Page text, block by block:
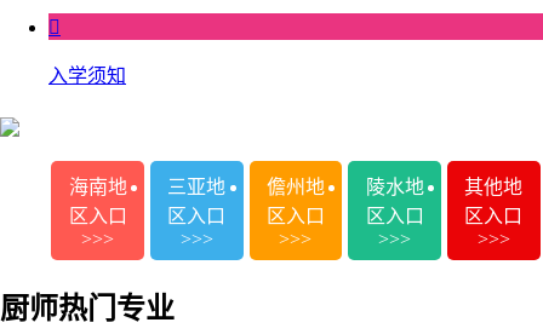

入学须知
海南地
区入口
>>>
三亚地
区入口
>>>
儋州地
区入口
>>>
陵水地
区入口
>>>
其他地
区入口
>>>
厨师热门专业